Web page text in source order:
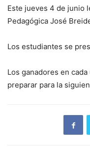
Este jueves 4 de junio
Pedagógica José
Los estudiantes se
Los ganadores en
preparar para la